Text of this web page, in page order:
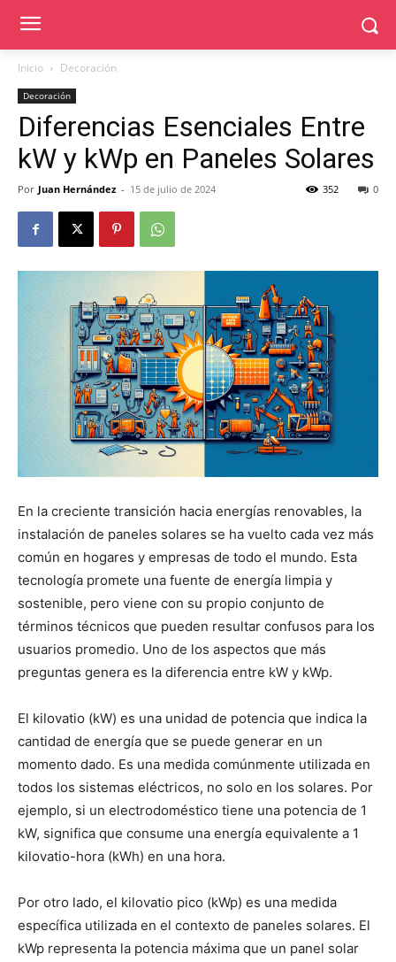
Inicio Decoración
Decoración
Diferencias Esenciales Entre
kW y kWp en Paneles Solares
Por Juan Hernández - 15 de julio de 2024 0
352
En la creciente transición hacia energías renovables, la
instalación de paneles solares se ha vuelto cada vez más
común en hogares y empresas de todo el mundo. Esta
tecnología promete una fuente de energía limpia y
sostenible, pero viene con su propio conjunto de
términos técnicos que pueden resultar confusos para los
usuarios promedio. Uno de los aspectos que más
preguntas genera es la diferencia entre kW y kWp.
El kilovatio (kW) es una unidad de potencia que indica la
cantidad de energía que se puede generar en un
momento dado. Es una medida comúnmente utilizada en
todos los sistemas eléctricos, no solo en los solares. Por
ejemplo, si un electrodoméstico tiene una potencia de 1
kW, significa que consume una energía equivalente a 1
kilovatio-hora (kWh) en una hora.
Por otro lado, el kilovatio pico (kWp) es una medida
específica utilizada en el contexto de paneles solares. El
kWp representa la potencia máxima que un panel solar